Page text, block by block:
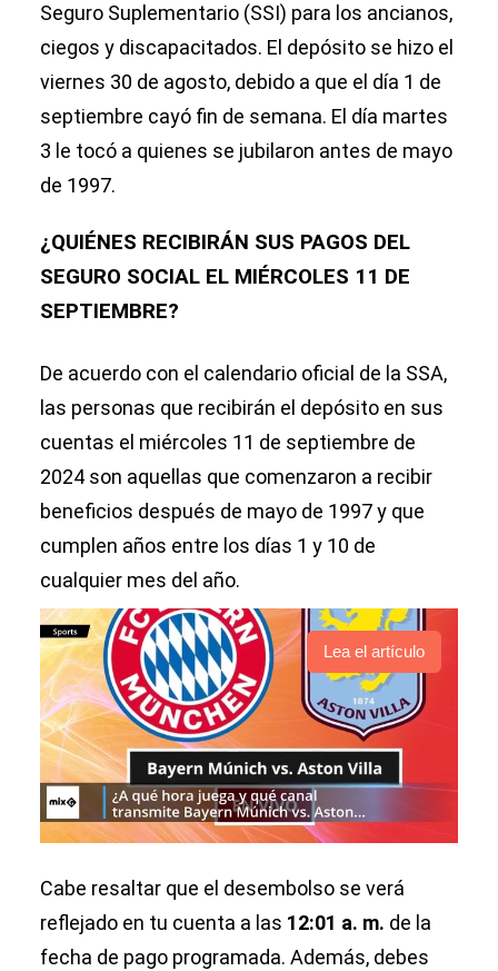
Seguro Suplementario (SSI) para los ancianos,
ciegos y discapacitados. El depósito se hizo el
viernes 30 de agosto, debido a que el día 1 de
septiembre cayó fin de semana. El día martes
3 le tocó a quienes se jubilaron antes de mayo
de 1997.
¿QUIÉNES RECIBIRÁN SUS PAGOS DEL
SEGURO SOCIAL EL MIÉRCOLES 11 DE
SEPTIEMBRE?
De acuerdo con el calendario oficial de la SSA,
las personas que recibirán el depósito en sus
cuentas el miércoles 11 de septiembre de
2024 son aquellas que comenzaron a recibir
beneficios después de mayo de 1997 y que
cumplen años entre los días 1 y 10 de
cualquier mes del año.
Lea el artículo
Cabe resaltar que el desembolso se verá
reflejado en tu cuenta a las 12:01 a. m. de la
fecha de pago programada. Además, debes